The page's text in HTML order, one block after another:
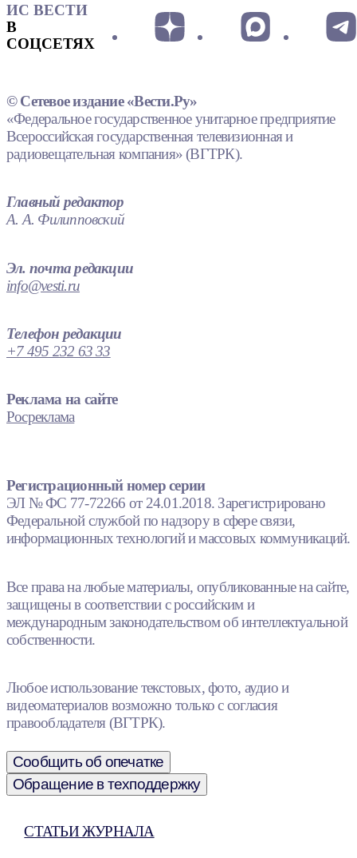
ИС ВЕСТИ
В
СОЦСЕТЯХ
© Сетевое издание «Вести.Ру»
«Федеральное государственное унитарное предприятие
Всероссийская государственная телевизионная и
радиовещательная компания» (ВГТРК).
Главный редактор
А. А. Филипповский
Эл. почта редакции
info@vesti.ru
Телефон редакции
+7 495 232 63 33
Реклама на сайте
Росреклама
Регистрационный номер серии
ЭЛ № ФС 77-72266 от 24.01.2018. Зарегистрировано
Федеральной службой по надзору в сфере связи,
информационных технологий и массовых коммуникаций.
Все права на любые материалы, опубликованные на сайте,
защищены в соответствии с российским и
международным законодательством об интеллектуальной
собственности.
Любое использование текстовых, фото, аудио и
видеоматериалов возможно только с согласия
правообладателя (ВГТРК).
Сообщить об опечатке
Обращение в техподдержку
СТАТЬИ ЖУРНАЛА